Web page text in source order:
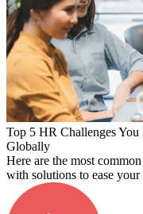
Top 5 HR Challenges
Globally
Here are the most
with solutions to ease